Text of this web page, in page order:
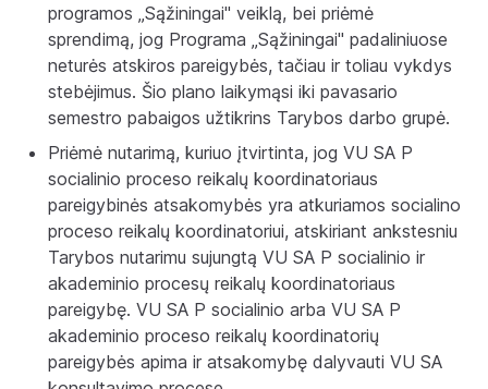
programos „Sąžiningai" veiklą, bei priėmė
sprendimą, jog Programa „Sąžiningai" padaliniuose
neturės atskiros pareigybės, tačiau ir toliau vykdys
stebėjimus. Šio plano laikymąsi iki pavasario
semestro pabaigos užtikrins Tarybos darbo grupė.
Priėmė nutarimą, kuriuo įtvirtinta, jog VU SA P
socialinio proceso reikalų koordinatoriaus
pareigybinės atsakomybės yra atkuriamos socialino
proceso reikalų koordinatoriui, atskiriant ankstesniu
Tarybos nutarimu sujungtą VU SA P socialinio ir
akademinio procesų reikalų koordinatoriaus
pareigybę. VU SA P socialinio arba VU SA P
akademinio proceso reikalų koordinatorių
pareigybės apima ir atsakomybę dalyvauti VU SA